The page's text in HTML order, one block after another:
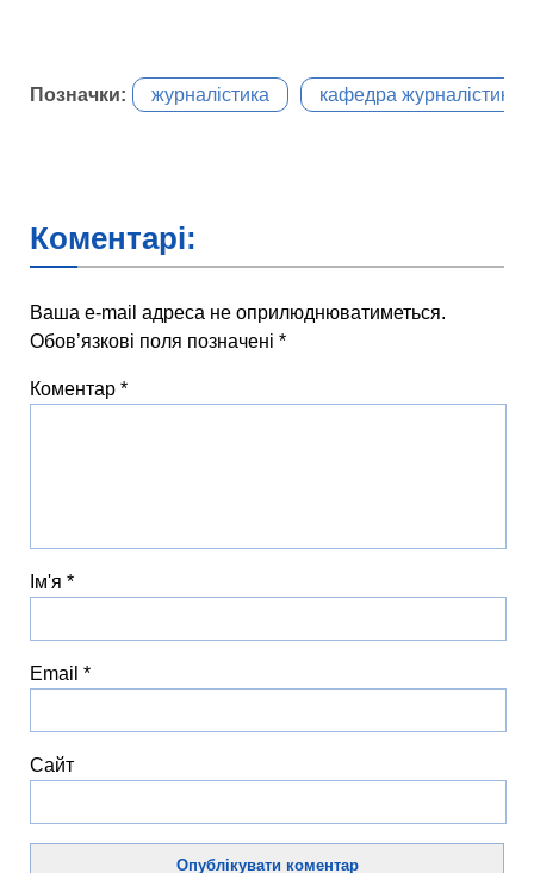
Позначки: журналістика кафедра журналістики
Коментарі:
Ваша e-mail адреса не оприлюднюватиметься.
Обов’язкові поля позначені *
Коментар *
Ім'я *
Email *
Сайт